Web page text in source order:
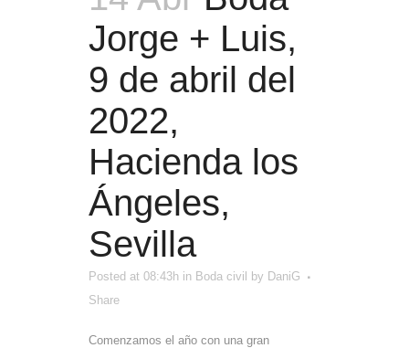
Jorge + Luis,
9 de abril del
2022,
Hacienda los
Ángeles,
Sevilla
Posted at 08:43h in Boda civil by DaniG
Share
Comenzamos el año con una gran